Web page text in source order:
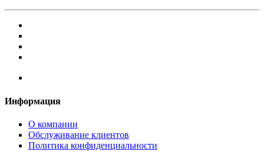
Информация
О компании
Обслуживание клиентов
Политика конфиденциальности